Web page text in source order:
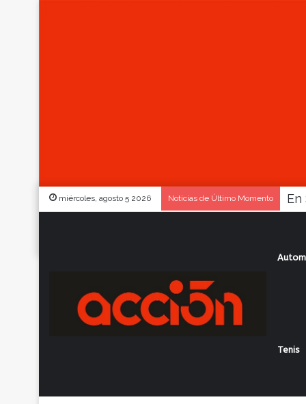
miércoles, agosto 5 2026 Noticias de Último Momento
Tenis
Actualidad/ Femenino:
Femenino: